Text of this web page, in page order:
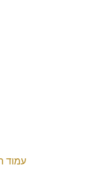
עמוד